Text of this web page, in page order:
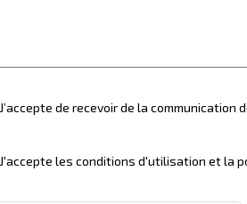
J’accepte de recevoir de la communication
J'accepte les conditions d'utilisation et la